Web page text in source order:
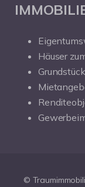
Häuser
©